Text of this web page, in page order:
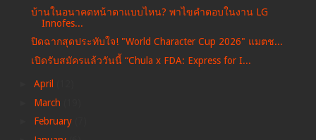
บ้านในอนาคตหน้าตาแบบไหน? พาไขคำตอบในงาน LG
Innofes...
ปิดฉากสุดประทับใจ! "World Character Cup 2026" แมตช...
เปิดรับสมัครแล้ววันนี้ “Chula x FDA: Express for I...
April
March
February